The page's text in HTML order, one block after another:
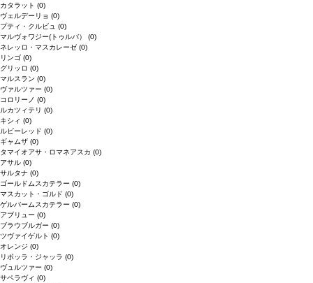
カタラット (0)
ヴェルデーリョ (0)
プティ・クルビュ (0)
マルヴォワジー(トゥルバ） (0)
ネレッロ・マスカレーゼ (0)
リンゴ (0)
グリッロ (0)
マルスラン (0)
ヴァルツァー (0)
コロリーノ (0)
ルカツィテリ (0)
キシィ (0)
ルビーレッド (0)
ギャムザ (0)
タマイオアサ・ロマネアスカ (0)
アサル (0)
サルタナ (0)
ゴールドムスカテラー (0)
マスカット・ゴルド (0)
ゲルバームスカテラー (0)
アブリュー (0)
ブラウブルガー (0)
ツヴァイゲルト (0)
オレンジ (0)
リボッラ・ジャッラ (0)
ヴュルツァー (0)
サペラヴィ (0)